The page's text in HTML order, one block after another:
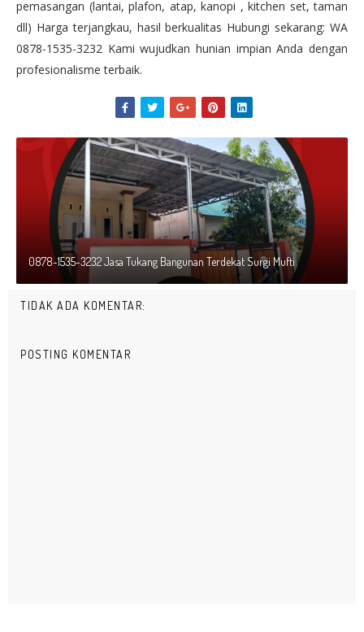
pemasangan (lantai, plafon, atap, kanopi , kitchen set, taman
dll) Harga terjangkau, hasil berkualitas Hubungi sekarang: WA
0878-1535-3232 Kami wujudkan hunian impian Anda dengan
profesionalisme terbaik.
0878-1535-3232 Jasa Tukang Bangunan Terdekat Surgi Mufti
TIDAK ADA KOMENTAR:
POSTING KOMENTAR